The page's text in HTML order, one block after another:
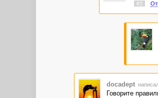
#3
docadept
Говорите